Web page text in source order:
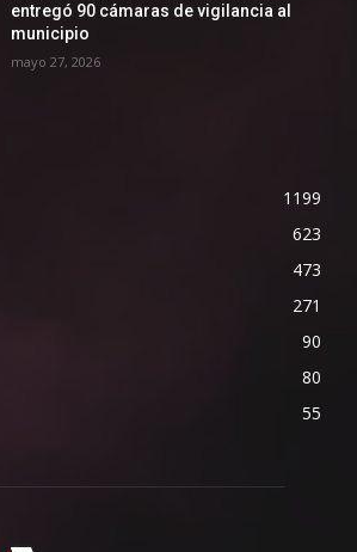
entregó 90 cámaras de vigilancia al
municipio
mayo 27, 2026
1199
623
473
271
90
80
55